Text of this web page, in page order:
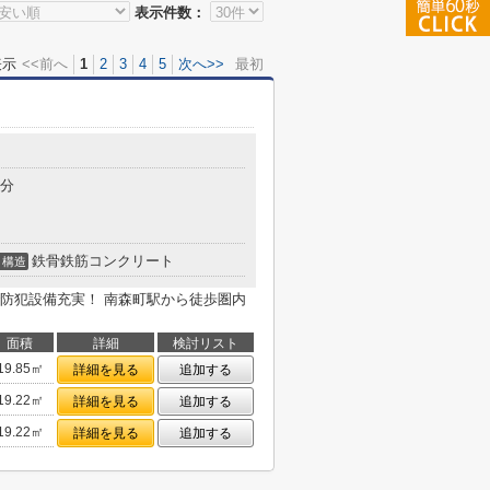
表示件数：
<<前へ 1 2 3 4 5 次へ>> 最初
構造 鉄骨鉄筋コンクリート
犯設備充実！ 南森町駅から徒歩圏内
面積 詳細
検討リスト
㎡
詳細を見る
追加する
㎡
詳細を見る
追加する
㎡
詳細を見る 追加する